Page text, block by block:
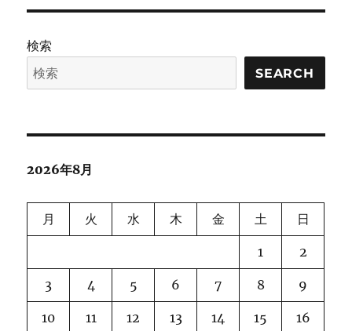
検索
SEARCH
2026年8月
月 火 水 木 金 土 日
1 2
3 4 5 6 7 8 9
10 11 12 13 14 15 16